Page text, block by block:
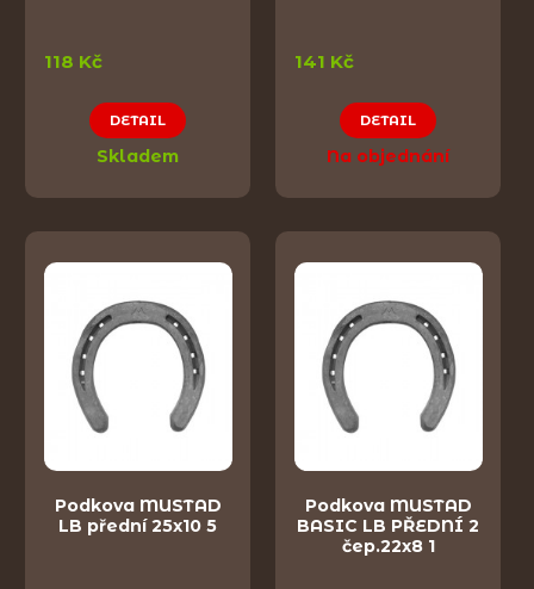
118 Kč
DETAIL
Skladem
141 Kč
DETAIL
Na objednání
Podkova MUSTAD
LB přední 25x10 5
Podkova MUSTAD
BASIC LB PŘEDNÍ 2
čep.22x8 1